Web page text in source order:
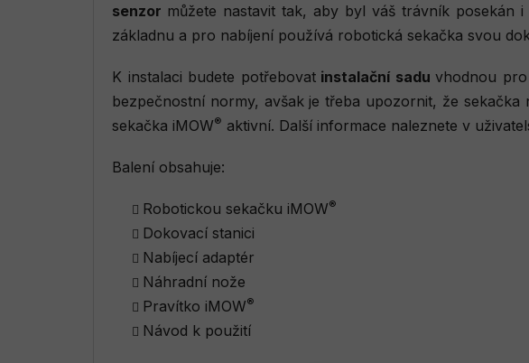
senzor můžete nastavit tak, aby byl váš trávník
základnu a pro nabíjení používá robotická sekačka svou
K instalaci budete potřebovatinstalační saduvhodnou pro
bezpečnostní normy, avšak je třeba upozornit, že
sekačka iMOW® aktivní. Další informace naleznete v
Balení obsahuje:
Robotickou sekačku iMOW®
Dokovací stanici
Nabíjecí adaptér
Náhradní nože
Pravítko iMOW®
Návod k použití